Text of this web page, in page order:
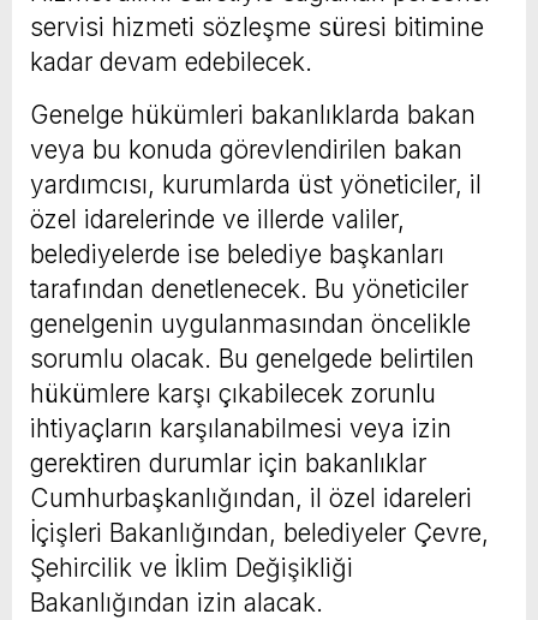
servisi hizmeti sözleşme süresi bitimine
kadar devam edebilecek.
Genelge hükümleri bakanlıklarda bakan
veya bu konuda görevlendirilen bakan
yardımcısı, kurumlarda üst yöneticiler, il
özel idarelerinde ve illerde valiler,
belediyelerde ise belediye başkanları
tarafından denetlenecek. Bu yöneticiler
genelgenin uygulanmasından öncelikle
sorumlu olacak. Bu genelgede belirtilen
hükümlere karşı çıkabilecek zorunlu
ihtiyaçların karşılanabilmesi veya izin
gerektiren durumlar için bakanlıklar
Cumhurbaşkanlığından, il özel idareleri
İçişleri Bakanlığından, belediyeler Çevre,
Şehircilik ve İklim Değişikliği
Bakanlığından izin alacak.